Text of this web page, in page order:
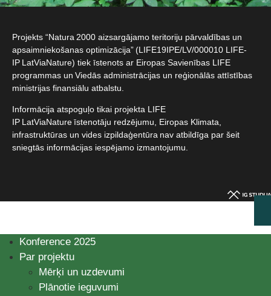
Projekts “Natura 2000 aizsargājamo teritoriju pārvaldības un
apsaimniekošanas optimizācija” (LIFE19IPE/LV/000010 LIFE-
IP LatViaNature) tiek īstenots ar Eiropas Savienības LIFE
programmas un Viedās administrācijas un reģionālās attīstības
ministrijas finansiālu atbalstu.​
Informācija atspoguļo tikai projekta LIFE
IP LatViaNature īstenotāju redzējumu, Eiropas Klimata,
infrastruktūras un vides izpildaģentūra nav atbildīga par šeit
sniegtās informācijas iespējamo izmantojumu.​
Konference 2025
Par projektu
Mērķi un uzdevumi
Plānotie ieguvumi